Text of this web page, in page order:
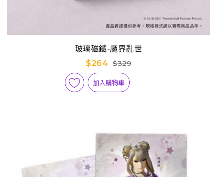
玻璃磁鐵-魔界亂世
$264
$329
加入購物車